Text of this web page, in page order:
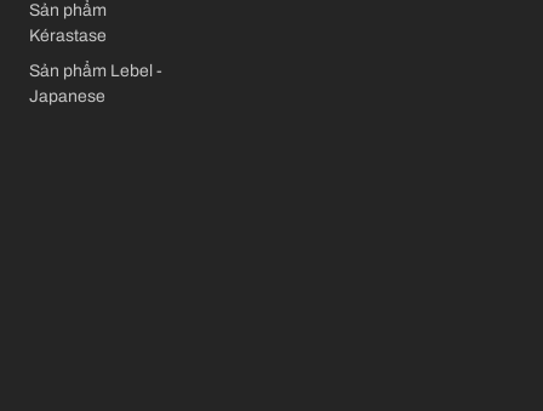
Sản phẩm
Kérastase
Sản phẩm Lebel -
Japanese